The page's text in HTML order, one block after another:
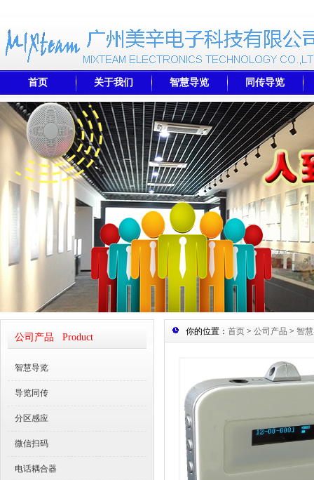
首页 关于我们 智慧导览 同传导览
公司产品 Product
智慧导览
导览同传
分区感应
微信扫码
电话耦合器
你的位置： 首页 > 公司产品 > 智